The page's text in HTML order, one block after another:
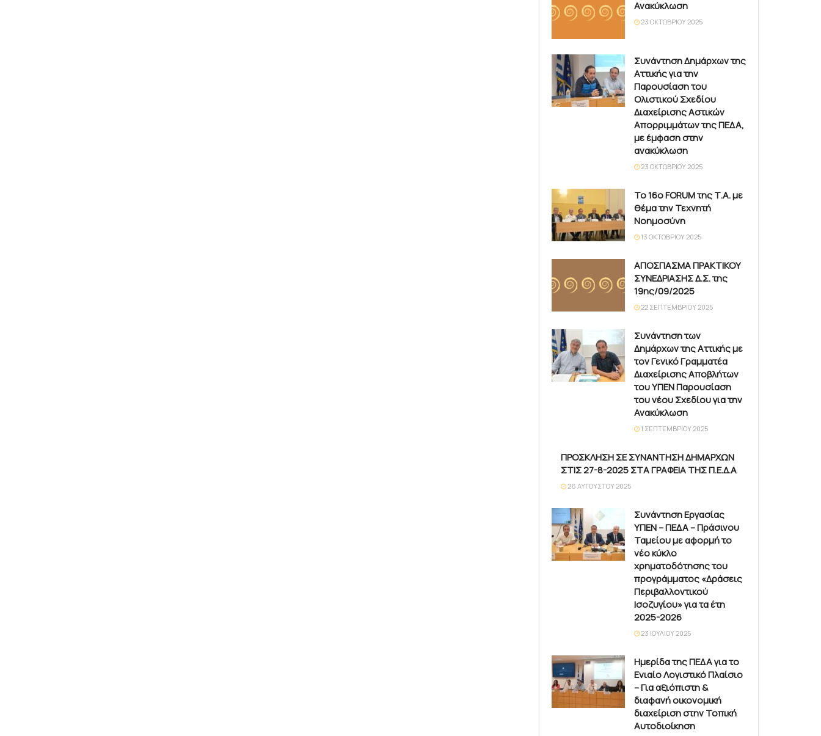
Ανακύκλωση
23 ΟΚΤΩΒΡΊΟΥ 2025
Συνάντηση Δημάρχων της
Αττικής για την
Παρουσίαση του
Ολιστικού Σχεδίου
Διαχείρισης Αστικών
Απορριμμάτων της ΠΕΔΑ,
με έμφαση στην
ανακύκλωση
23 ΟΚΤΩΒΡΊΟΥ 2025
Το 16ο FORUM της Τ.Α. με
θέμα την Τεχνητή
Νοημοσύνη
13 ΟΚΤΩΒΡΊΟΥ 2025
ΑΠΟΣΠΑΣΜΑ ΠΡΑΚΤΙΚΟΥ
ΣΥΝΕΔΡΙΑΣΗΣ Δ.Σ. της
19ης/09/2025
22 ΣΕΠΤΕΜΒΡΊΟΥ 2025
Συνάντηση των
Δημάρχων της Αττικής με
τον Γενικό Γραμματέα
Διαχείρισης Αποβλήτων
του ΥΠΕΝ Παρουσίαση
του νέου Σχεδίου για την
Ανακύκλωση
1 ΣΕΠΤΕΜΒΡΊΟΥ 2025
ΠΡΟΣΚΛΗΣΗ ΣΕ ΣΥΝΑΝΤΗΣΗ ΔΗΜΑΡΧΩΝ
ΣΤΙΣ 27-8-2025 ΣΤΑ ΓΡΑΦΕΙΑ ΤΗΣ Π.Ε.Δ.Α
26 ΑΥΓΟΎΣΤΟΥ 2025
Συνάντηση Εργασίας
ΥΠΕΝ – ΠΕΔΑ – Πράσινου
Ταμείου με αφορμή το
νέο κύκλο
χρηματοδότησης του
προγράμματος «Δράσεις
Περιβαλλοντικού
Ισοζυγίου» για τα έτη
2025-2026
23 ΙΟΥΛΊΟΥ 2025
Ημερίδα της ΠΕΔΑ για το
Ενιαίο Λογιστικό Πλαίσιο
– Για αξιόπιστη &
διαφανή οικονομική
διαχείριση στην Τοπική
Αυτοδιοίκηση